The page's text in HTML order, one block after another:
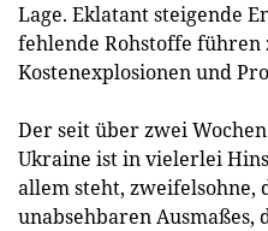
Lage. Eklatant steigende
fehlende Rohstoffe führen
Kostenexplosionen und
Der seit über zwei
Ukraine ist in vielerlei
allem steht, zweifelsohne,
unabsehbaren Ausmaßes,